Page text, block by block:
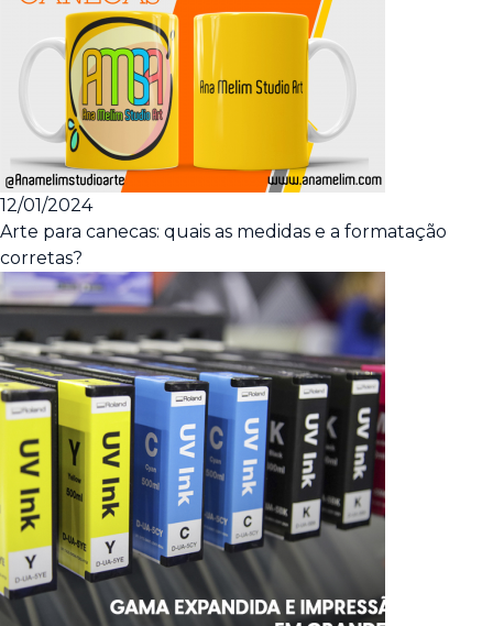
12/01/2024
Arte para canecas: quais as medidas e a formatação
corretas?